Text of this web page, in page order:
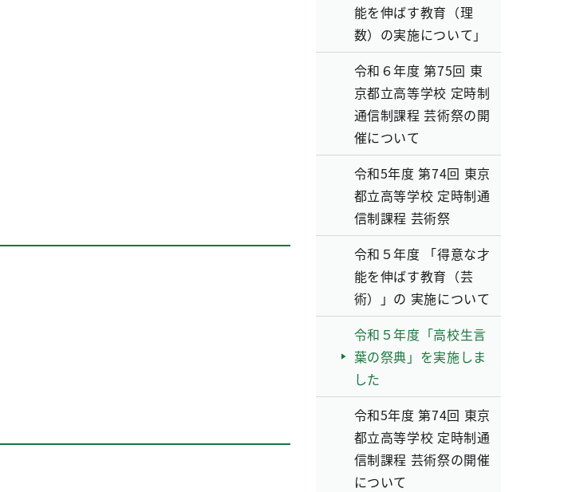
能を伸ばす教育（理
数）の実施について」
令和６年度 第75回 東
京都立高等学校 定時制
通信制課程 芸術祭の開
催について
令和5年度 第74回 東京
都立高等学校 定時制通
信制課程 芸術祭
令和５年度 「得意な才
能を伸ばす教育（芸
術）」の 実施について
令和５年度「高校生言
葉の祭典」を実施しま
した
令和5年度 第74回 東京
都立高等学校 定時制通
信制課程 芸術祭の開催
について